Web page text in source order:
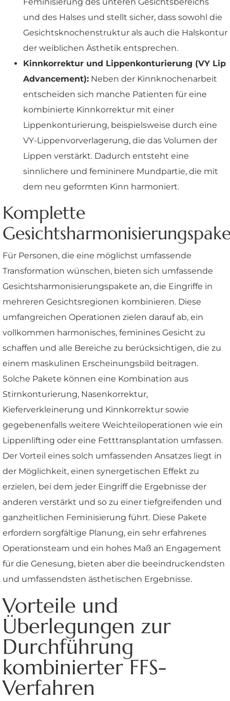
und des Halses und stellt sicher, dass sowohl die
Gesichtsknochenstruktur als auch die Halskontur
der weiblichen Ästhetik entsprechen.
Kinnkorrektur und Lippenkonturierung (VY Lip
Advancement): Neben der Kinnknochenarbeit
entscheiden sich manche Patienten für eine
kombinierte Kinnkorrektur mit einer
Lippenkonturierung, beispielsweise durch eine
VY-Lippenvorverlagerung, die das Volumen der
Lippen verstärkt. Dadurch entsteht eine
sinnlichere und femininere Mundpartie, die mit
dem neu geformten Kinn harmoniert.
Komplette
Für Personen, die eine möglichst umfassende
Transformation wünschen, bieten sich umfassende
Gesichtsharmonisierungspakete an, die Eingriffe in
mehreren Gesichtsregionen kombinieren. Diese
umfangreichen Operationen zielen darauf ab, ein
vollkommen harmonisches, feminines Gesicht zu
schaffen und alle Bereiche zu berücksichtigen, die zu
einem maskulinen Erscheinungsbild beitragen.
Solche Pakete können eine Kombination aus
Stirnkonturierung, Nasenkorrektur,
Kieferverkleinerung und Kinnkorrektur sowie
gegebenenfalls weitere Weichteiloperationen wie ein
Lippenlifting oder eine Fetttransplantation umfassen.
Der Vorteil eines solch umfassenden Ansatzes liegt in
der Möglichkeit, einen synergetischen Effekt zu
erzielen, bei dem jeder Eingriff die Ergebnisse der
anderen verstärkt und so zu einer tiefgreifenden und
ganzheitlichen Feminisierung führt. Diese Pakete
erfordern sorgfältige Planung, ein sehr erfahrenes
Operationsteam und ein hohes Maß an Engagement
für die Genesung, bieten aber die beeindruckendsten
und umfassendsten ästhetischen Ergebnisse.
Vorteile und
Überlegungen zur
Durchführung
kombinierter FFS-
Verfahren